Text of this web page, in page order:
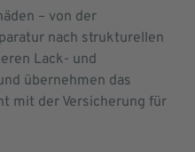
– von der
nach strukturellen
Lack- und
übernehmen das
mit der Versicherung für